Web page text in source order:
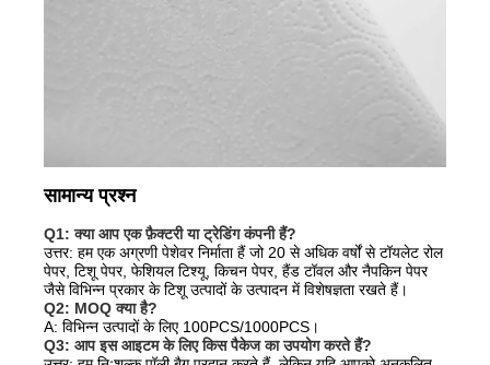
सामान्य प्रश्न
Q1: क्या आप एक फ़ैक्टरी या ट्रेडिंग कंपनी हैं?
उत्तर: हम एक अग्रणी पेशेवर निर्माता हैं जो 20 से अधिक वर्षों से टॉयलेट रोल
पेपर, टिशू पेपर, फेशियल टिश्यू, किचन पेपर, हैंड टॉवल और नैपकिन पेपर
जैसे विभिन्न प्रकार के टिशू उत्पादों के उत्पादन में विशेषज्ञता रखते हैं।
Q2: MOQ क्या है?
A: विभिन्न उत्पादों के लिए 100PCS/1000PCS।
Q3: आप इस आइटम के लिए किस पैकेज का उपयोग करते हैं?